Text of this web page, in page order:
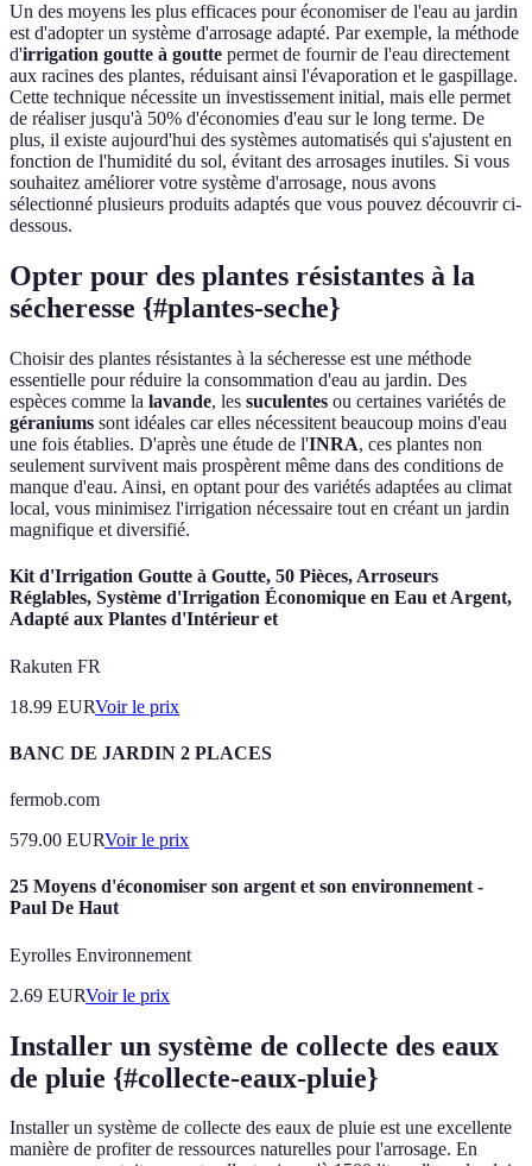
Un des moyens les plus efficaces pour économiser de l'eau au jardin
est d'adopter un système d'arrosage adapté. Par exemple, la méthode
d'irrigation goutte à goutte permet de fournir de l'eau directement
aux racines des plantes, réduisant ainsi l'évaporation et le gaspillage.
Cette technique nécessite un investissement initial, mais elle permet
de réaliser jusqu'à 50% d'économies d'eau sur le long terme. De
plus, il existe aujourd'hui des systèmes automatisés qui s'ajustent en
fonction de l'humidité du sol, évitant des arrosages inutiles. Si vous
souhaitez améliorer votre système d'arrosage, nous avons
sélectionné plusieurs produits adaptés que vous pouvez découvrir ci-
dessous.
Opter pour des plantes résistantes à la
sécheresse {#plantes-seche}
Choisir des plantes résistantes à la sécheresse est une méthode
essentielle pour réduire la consommation d'eau au jardin. Des
espèces comme la lavande, les suculentes ou certaines variétés de
géraniums sont idéales car elles nécessitent beaucoup moins d'eau
une fois établies. D'après une étude de l'INRA, ces plantes non
seulement survivent mais prospèrent même dans des conditions de
manque d'eau. Ainsi, en optant pour des variétés adaptées au climat
local, vous minimisez l'irrigation nécessaire tout en créant un jardin
magnifique et diversifié.
Kit d'Irrigation Goutte à Goutte, 50 Pièces, Arroseurs
Réglables, Système d'Irrigation Économique en Eau et Argent,
Adapté aux Plantes d'Intérieur et
Rakuten FR
18.99 EURVoir le prix
BANC DE JARDIN 2 PLACES
fermob.com
579.00 EURVoir le prix
25 Moyens d'économiser son argent et son environnement -
Paul De Haut
Eyrolles Environnement
2.69 EURVoir le prix
Installer un système de collecte des eaux
de pluie {#collecte-eaux-pluie}
Installer un système de collecte des eaux de pluie est une excellente
manière de profiter de ressources naturelles pour l'arrosage. En